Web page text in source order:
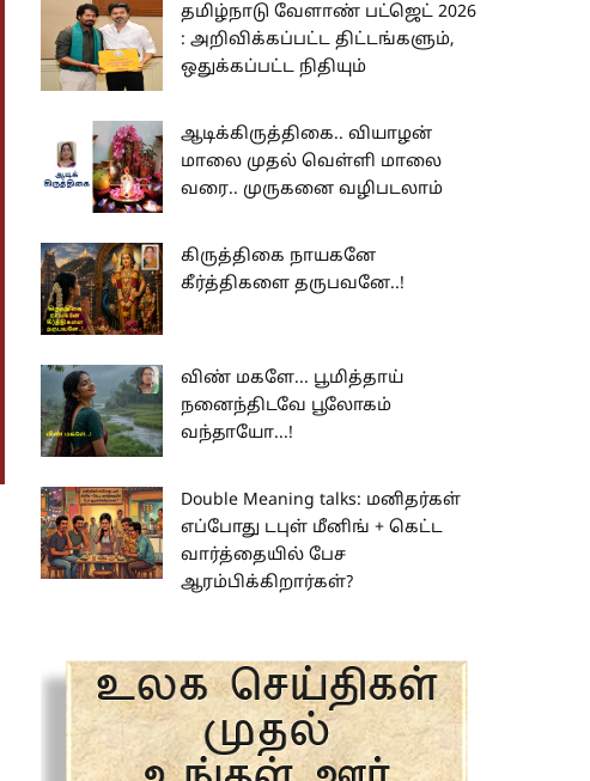
தமிழ்நாடு வேளாண் பட்ஜெட் 2026
: அறிவிக்கப்பட்ட திட்டங்களும்,
ஒதுக்கப்பட்ட நிதியும்
ஆடிக்கிருத்திகை.. வியாழன்
மாலை முதல் வெள்ளி மாலை
வரை.. முருகனை வழிபடலாம்
கிருத்திகை நாயகனே
கீர்த்திகளை தருபவனே..!
விண் மகளே... பூமித்தாய்
நனைந்திடவே பூலோகம்
வந்தாயோ...!
Double Meaning talks: மனிதர்கள்
எப்போது டபுள் மீனிங் + கெட்ட
வார்த்தையில் பேச
ஆரம்பிக்கிறார்கள்?